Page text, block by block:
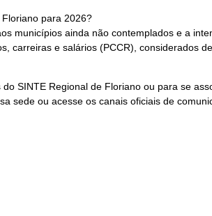
para 2026?
municípios ainda não contemplados e a
carreiras e salários (PCCR), considerados
SINTE Regional de Floriano ou para se
sede ou acesse os canais oficiais de